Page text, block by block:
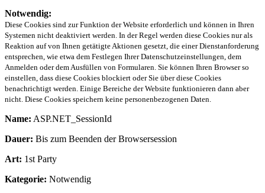
Notwendig:
Diese Cookies sind zur Funktion der Website erforderlich und können in Ihren
Systemen nicht deaktiviert werden. In der Regel werden diese Cookies nur als
Reaktion auf von Ihnen getätigte Aktionen gesetzt, die einer Dienstanforderung
entsprechen, wie etwa dem Festlegen Ihrer Datenschutzeinstellungen, dem
Anmelden oder dem Ausfüllen von Formularen. Sie können Ihren Browser so
einstellen, dass diese Cookies blockiert oder Sie über diese Cookies
benachrichtigt werden. Einige Bereiche der Website funktionieren dann aber
nicht. Diese Cookies speichern keine personenbezogenen Daten.
Name: ASP.NET_SessionId
Dauer: Bis zum Beenden der Browsersession
Art: 1st Party
Kategorie: Notwendig